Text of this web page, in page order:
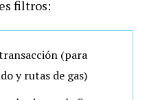
filtros:
(para
y rutas de gas)